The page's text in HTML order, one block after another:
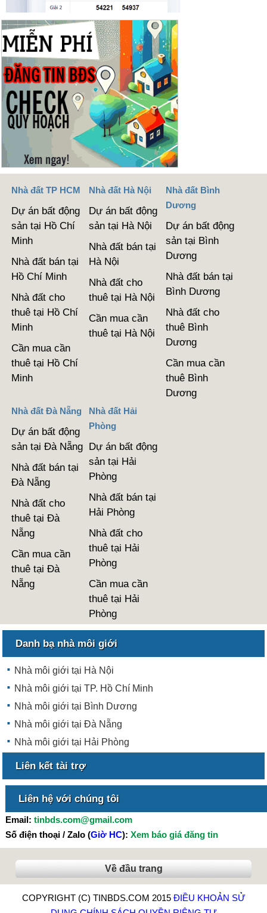
Nhà đất TP HCM
Dự án bất động
sản tại Hồ Chí
Minh
Nhà đất bán tại
Hồ Chí Minh
Nhà đất cho
thuê tại Hồ Chí
Minh
Cần mua cần
thuê tại Hồ Chí
Minh
Nhà đất Hà Nội
Dự án bất động
sản tại Hà Nội
Nhà đất bán tại
Hà Nội
Nhà đất cho
thuê tại Hà Nội
Cần mua cần
thuê tại Hà Nội
Nhà đất Bình
Dương
Dự án bất động
sản tại Bình
Dương
Nhà đất bán tại
Bình Dương
Nhà đất cho
thuê Bình
Dương
Cần mua cần
thuê Bình
Dương
Nhà đất Đà Nẵng
Dự án bất động
sản tại Đà Nẵng
Nhà đất bán tại
Đà Nẵng
Nhà đất cho
thuê tại Đà
Nẵng
Cần mua cần
thuê tại Đà
Nẵng
Nhà đất Hải
Phòng
Dự án bất động
sản tại Hải
Phòng
Nhà đất bán tại
Hải Phòng
Nhà đất cho
thuê tại Hải
Phòng
Cần mua cần
thuê tại Hải
Phòng
Danh bạ nhà môi giới
Nhà môi giới tại Hà Nội
Nhà môi giới tại TP. Hồ Chí Minh
Nhà môi giới tại Bình Dương
Nhà môi giới tại Đà Nẵng
Nhà môi giới tại Hải Phòng
Liên kết tài trợ
Liên hệ với chúng tôi
Email: tinbds.com@gmail.com
Số điện thoại / Zalo (Giờ HC): Xem báo giá đăng tin
Về đầu trang
COPYRIGHT (C) TINBDS.COM 2015 ĐIỀU KHOẢN SỬ